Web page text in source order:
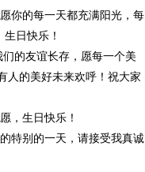
你的每一天都充满阳光，每
日快乐！
的友谊长存，愿每一个美
人的美好未来欢呼！祝大家
，生日快乐！
特别的一天，请接受我真诚